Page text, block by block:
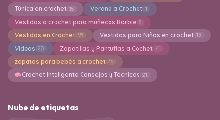
Túnica en crochet 15 Verano a Crochet 1
Vestidos a crochet para muñecas Barbie 8
Vestidos en Crochet 99 Vestidos para Niñas en crochet 19
Videos 20 Zapatillas y Pantuflas a Cochet 41
zapatos para bebés a crochet 36
Crochet Inteligente Consejos y Técnicas 21
Nube de etiquetas